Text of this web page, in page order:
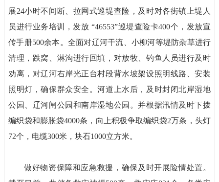
展24小时不间断、拉网式巡堤查险，及时对各街镇上堤人
员进行业务培训，发放 “46553”巡堤查险卡400个，发放宣
传手册500余本。全面对辽河干流、小柳河等堤防杂草进行
清理，跌窝、淋沟进行回填，对放牧、钓鱼人员进行及时
劝离，对辽河右岸光正台村段背水坡架设照明线路、安装
照明灯，确保群众安全。河道上水后，及时封闭北岸湿地
公园、辽河闸公园和南岸湿地公园。并根据汛情及时下拨
编织袋和膨胀袋4000条，向上积极争取编织袋2万条，头灯
72个，电缆300米，块石1000立方米。
做好物资保障和应急救援，确保及时开展险情处置。